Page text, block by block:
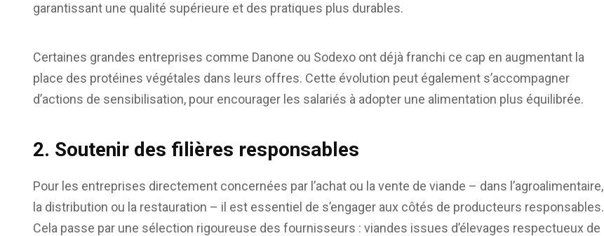
garantissant une qualité supérieure et des pratiques plus durables.
Certaines grandes entreprises comme Danone ou Sodexo ont déjà franchi ce cap en augmentant la
place des protéines végétales dans leurs offres. Cette évolution peut également s’accompagner
d’actions de sensibilisation, pour encourager les salariés à adopter une alimentation plus équilibrée.
2. Soutenir des filières responsables
Pour les entreprises directement concernées par l’achat ou la vente de viande – dans l’agroalimentaire,
la distribution ou la restauration – il est essentiel de s’engager aux côtés de producteurs responsables.
Cela passe par une sélection rigoureuse des fournisseurs : viandes issues d’élevages respectueux de